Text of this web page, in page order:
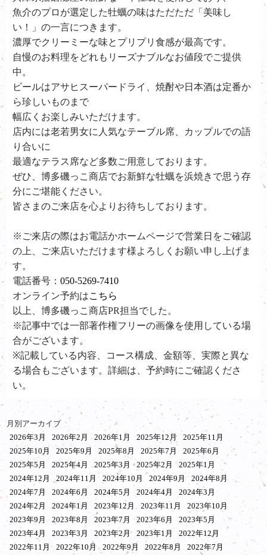
魚介のプロが選定した牡蠣の味はただただ「美味し
い！」の一言につきます。
濃厚でクリーミーな味とプリプリ食感が最高です。
自慢のお料理をどれもリーズナブルなお値段でご提供
中。
ビールはアサヒスーパードライ、焼酎や日本酒は定番か
ら珍しいものまで
幅広くお楽しみいただけます。
店内には老若男女に人気なテーブル席、カップルでの語
り合いに
最適なテラス席など多数ご用意しております。
ぜひ、博多磯っこ商店でお新鮮な牡蠣を浜焼きで思う存
分にご堪能ください。
皆さまのご来店を心よりお待ちしております。
※ご来店の際はお電話かホームページで営業日をご確認
の上、ご来店いただけます様よろしくお願い申し上げま
す。
電話番号：050-5269-7410
オンライン予約はこちら
以上、博多磯っこ商店PR担当でした。
※記事中では一部著作権フリーの画像を使用している場
合がございます。
※記載している内容、コース構成、金額等、実際と異な
る場合もございます。詳細は、予約時にご確認くださ
い。
月別アーカイブ
2026年3月
2026年2月 2026年1月 2025年12月
2025年11月
2025年10月
2025年9月 2025年8月 2025年7月
2025年6月
2025年5月
2025年4月 2025年3月 2025年2月
2025年1月
2024年12月
2024年11月 2024年10月 2024年9月
2024年8月
2024年7月
2024年6月 2024年5月 2024年4月
2024年3月
2024年2月
2024年1月 2023年12月 2023年11月
2023年10月
2023年9月
2023年8月 2023年7月 2023年6月
2023年5月
2023年4月
2023年3月 2023年2月 2023年1月
2022年12月
2022年11月
2022年10月 2022年9月 2022年8月
2022年7月